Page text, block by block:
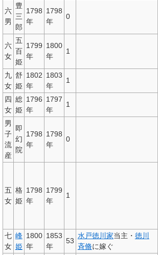
六
男
豊
三
郎
1798
年
1798
年
0
六
女
五
百
姫
1799
年
1800
年
1
九
女
舒
姫
1802
年
1803
年
1
四
女
総
姫
1796
年
1797
年
1
男
子
流
産
即
幻
院
1798
年
1798
年
0
五
女
格
姫
1798
年
1799
年
1
七
女
峰
姫
1800
年
1853
年
53
水戸徳川家当主・ 徳川
斉脩に嫁ぐ